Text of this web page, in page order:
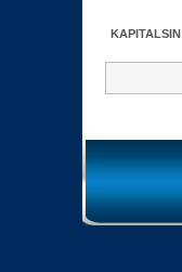
KAPITALSIN